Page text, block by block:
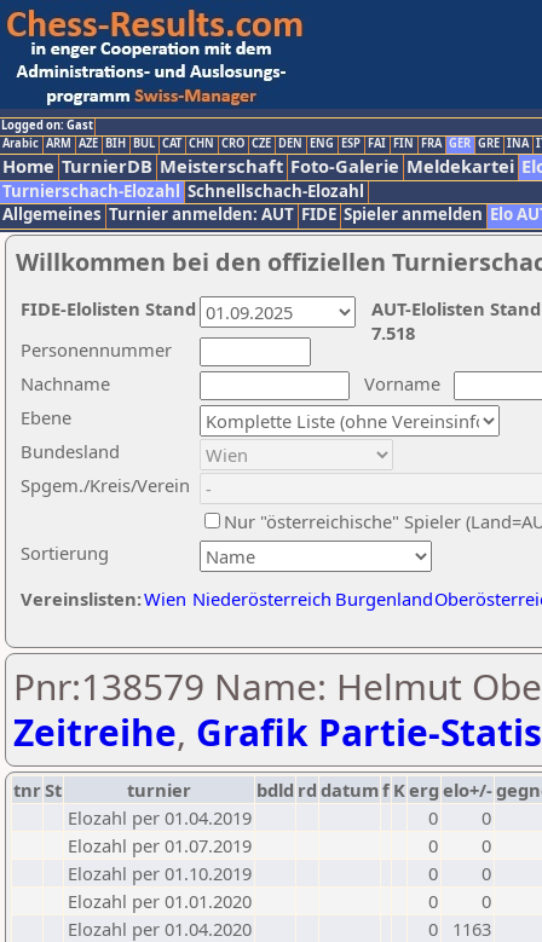
Logged on: Gast
Arabic ARM AZE BIH BUL CAT CHN CRO CZE DEN ENG ESP FAI FIN FRA GER GRE INA
Home TurnierDB Meisterschaft Foto-Galerie Meldekartei
Turnierschach-Elozahl Schnellschach-Elozahl
Allgemeines Turnier anmelden: AUT FIDE Spieler anmelden Elo
Willkommen bei den offiziellen
Nachname
Vorname
Ebene
Sortierung
Personennummer
Bundesland
Spgem./Kreis/Verein
Nur "österreichische" Spieler
Vereinslisten:Wien Niederösterreich Burgenland
AUT-Elolisten
7.518
FIDE-Elolisten Stand
Pnr:138579 Name: Helmut
Zeitreihe, Grafik Partie-
tnrSt turnier bdld rd datumf Kerg elo+/-
Elozahl per 01.04.2019
0
0
Elozahl per 01.07.2019
0
0
Elozahl per 01.10.2019
0
0
Elozahl per 01.01.2020
0
0
Elozahl per 01.04.2020
0
1163